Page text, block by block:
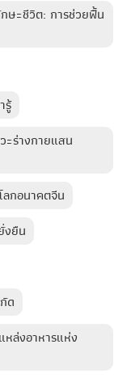
ษะชีวิต: การช่วยฟื้น
รู้
ะร่างกายแสน
กอนาคตจีน
งยืน
ด
ล่งอาหารแห่ง